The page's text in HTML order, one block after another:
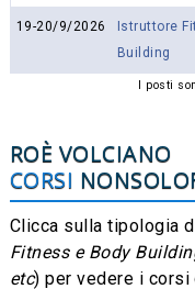
19-20/9/2026
Istruttore
Building
I posti
ROÈ VOLCIANO
CORSI
Clicca sulla tipologia
Fitness e Body
etc) per vedere i